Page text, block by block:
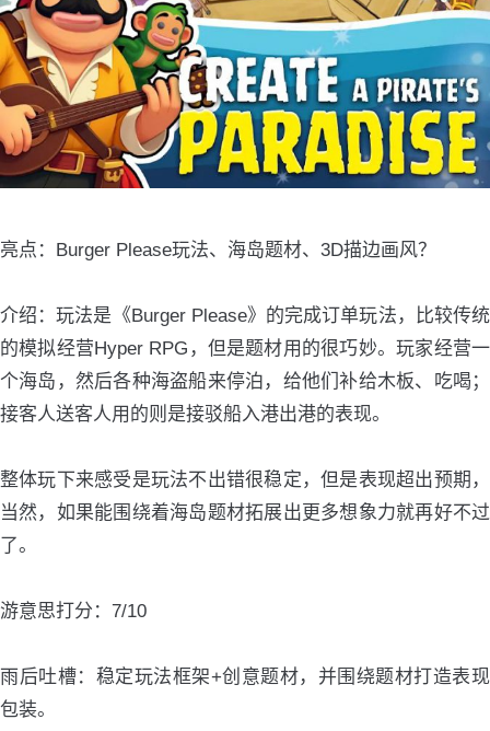
亮点：Burger Please玩法、海岛题材、3D描边画风？
介绍：玩法是《Burger Please》的完成订单玩法，比较传统
的模拟经营Hyper RPG，但是题材用的很巧妙。玩家经营一
个海岛，然后各种海盗船来停泊，给他们补给木板、吃喝；
接客人送客人用的则是接驳船入港出港的表现。
整体玩下来感受是玩法不出错很稳定，但是表现超出预期，
当然，如果能围绕着海岛题材拓展出更多想象力就再好不过
了。
游意思打分：7/10
雨后吐槽：稳定玩法框架+创意题材，并围绕题材打造表现
包装。